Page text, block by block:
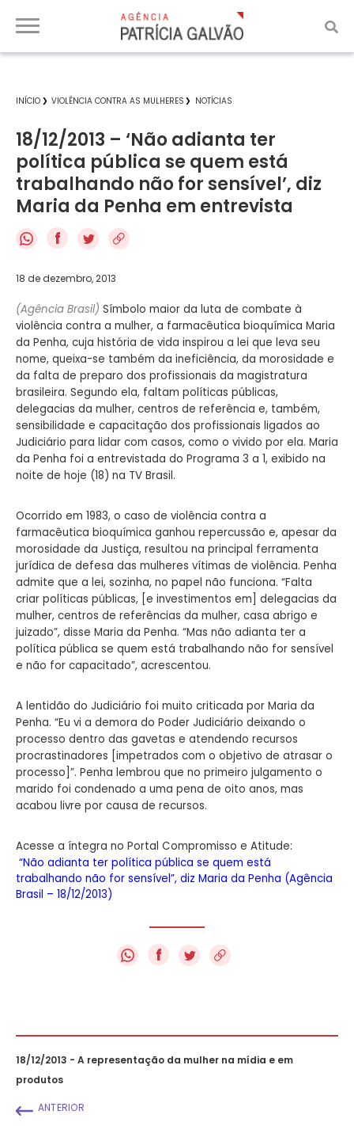
INÍCIO VIOLÊNCIA CONTRA AS MULHERES NOTÍCIAS
18/12/2013 – ‘Não adianta ter
política pública se quem está
trabalhando não for sensível’, diz
Maria da Penha em entrevista
f
18 de dezembro, 2013
(Agência Brasil) Símbolo maior da luta de combate à
violência contra a mulher, a farmacêutica bioquímica Maria
da Penha, cuja história de vida inspirou a lei que leva seu
nome, queixa-se também da ineficiência, da morosidade e
da falta de preparo dos profissionais da magistratura
brasileira. Segundo ela, faltam políticas públicas,
delegacias da mulher, centros de referência e, também,
sensibilidade e capacitação dos profissionais ligados ao
Judiciário para lidar com casos, como o vivido por ela. Maria
da Penha foi a entrevistada do Programa 3 a 1, exibido na
noite de hoje (18) na TV Brasil.
Ocorrido em 1983, o caso de violência contra a
farmacêutica bioquímica ganhou repercussão e, apesar da
morosidade da Justiça, resultou na principal ferramenta
jurídica de defesa das mulheres vítimas de violência. Penha
admite que a lei, sozinha, no papel não funciona. “Falta
criar políticas públicas, [e investimentos em] delegacias da
mulher, centros de referências da mulher, casa abrigo e
juizado”, disse Maria da Penha. “Mas não adianta ter a
política pública se quem está trabalhando não for sensível
e não for capacitado”, acrescentou.
A lentidão do Judiciário foi muito criticada por Maria da
Penha. “Eu vi a demora do Poder Judiciário deixando o
processo dentro das gavetas e atendendo recursos
procrastinadores [impetrados com o objetivo de atrasar o
processo]”. Penha lembrou que no primeiro julgamento o
marido foi condenado a uma pena de oito anos, mas
acabou livre por causa de recursos.
Acesse a íntegra no Portal Compromisso e Atitude:
“Não adianta ter política pública se quem está
trabalhando não for sensível”, diz Maria da Penha (Agência
Brasil – 18/12/2013)
f
18/12/2013 - A representação da mulher na mídia e em
produtos
ANTERIOR